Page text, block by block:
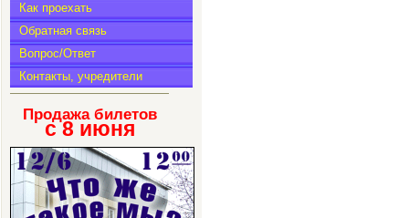
Как проехать
Обратная связь
Вопрос/Ответ
Контакты, учредители
Продажа билетов
с 8 июня